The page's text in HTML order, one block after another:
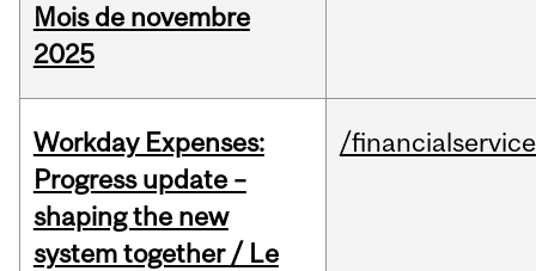
Mois de novembre
2025
Workday Expenses:
Progress update –
shaping the new
system together / Le
/